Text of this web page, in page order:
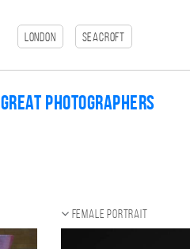
London Seacroft
Great photographers
Female portrait